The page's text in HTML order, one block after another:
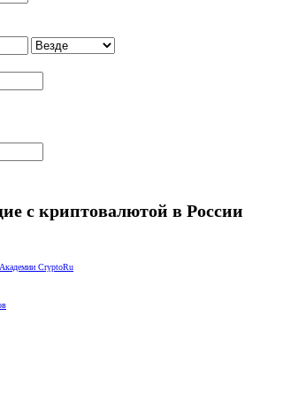
с криптовалютой в России
CryptoRu